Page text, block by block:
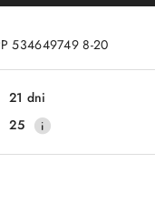
534649749 8-20
Wyślij
21 dni
25